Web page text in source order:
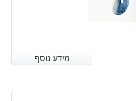
מידע נוסף
מידע נוסף